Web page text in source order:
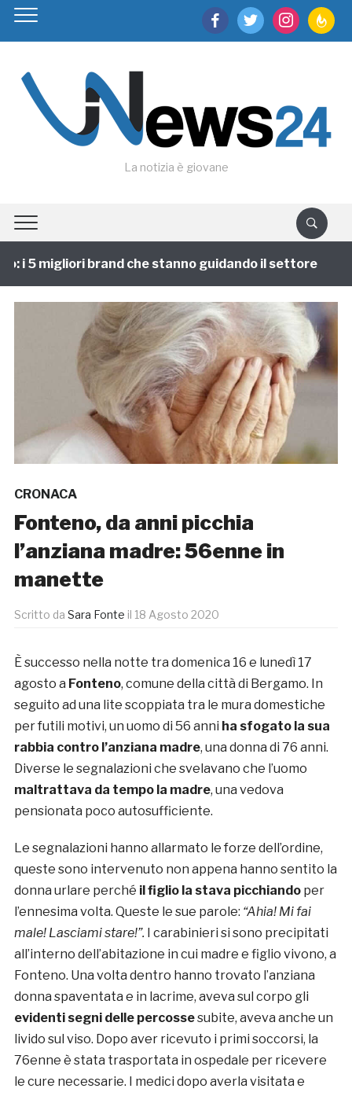
facebooktwitter instagram
La notizia è giovane
i 5 migliori brand che stanno guidando il settore
CRONACA
Fonteno, da anni picchia
l’anziana madre: 56enne in
manette
Scritto da Sara Fonte il 18 Agosto 2020
È successo nella notte tra domenica 16 e lunedì 17
agosto a Fonteno, comune della città di Bergamo. In
seguito ad una lite scoppiata tra le mura domestiche
per futili motivi, un uomo di 56 anni ha sfogato la sua
rabbia contro l’anziana madre, una donna di 76 anni.
Diverse le segnalazioni che svelavano che l’uomo
maltrattava da tempo la madre, una vedova
pensionata poco autosufficiente.
Le segnalazioni hanno allarmato le forze dell’ordine,
queste sono intervenuto non appena hanno sentito la
donna urlare perché il figlio la stava picchiandoper
l’ennesima volta. Queste le sue parole: “Ahia! Mi fai
male! Lasciami stare!”.
I carabinieri si sono precipitati
all’interno dell’abitazione in cui madre e figlio vivono, a
Fonteno. Una volta dentro hanno trovato l’anziana
donna spaventata e in lacrime, aveva sul corpo gli
evidenti segni delle percossesubite, aveva anche un
livido sul viso. Dopo aver ricevuto i primi soccorsi, la
76enne è stata trasportata in ospedale per ricevere
le cure necessarie. I medici dopo averla visitata e